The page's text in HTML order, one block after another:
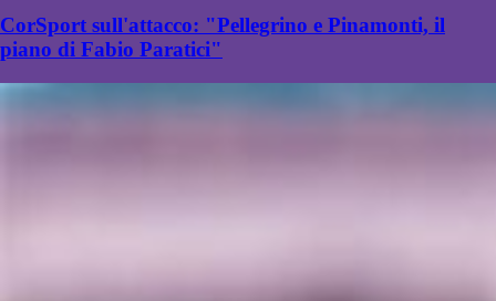
CorSport sull'attacco: "Pellegrino e Pinamonti, il
piano di Fabio Paratici"